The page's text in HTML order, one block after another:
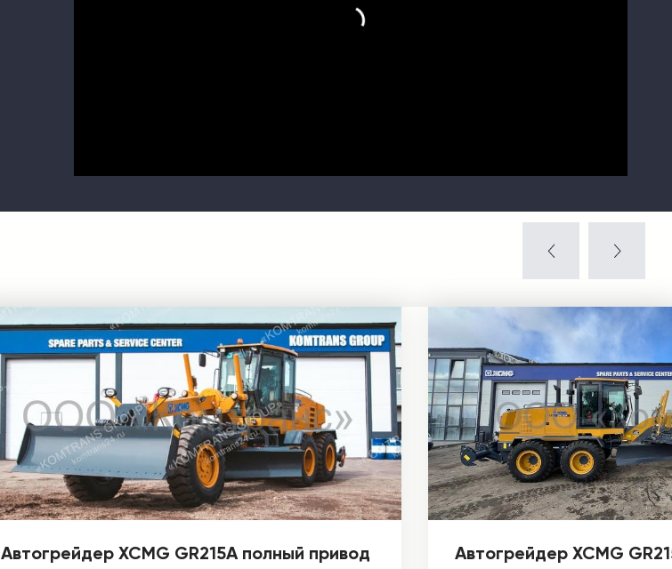
Автогрейдер XCMG GR215A полный привод
Автогрейдер XCMG